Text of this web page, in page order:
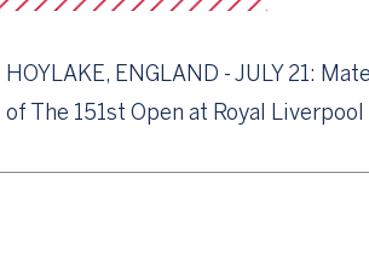
HOYLAKE, ENGLAND - JULY 21:
of The 151st Open at Royal